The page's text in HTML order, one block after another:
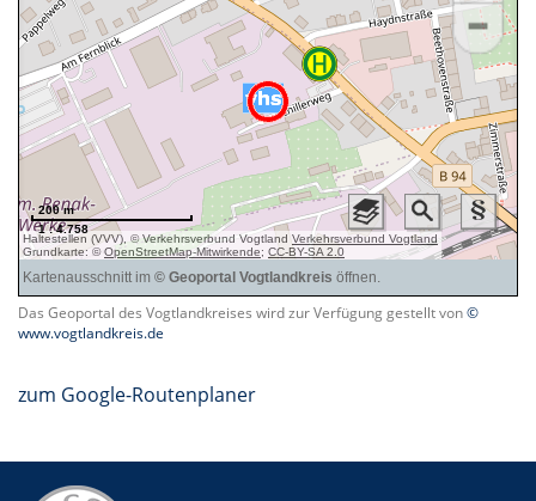
Das Geoportal des Vogtlandkreises wird zur Verfügung gestellt von©
www.vogtlandkreis.de
zum Google-Routenplaner